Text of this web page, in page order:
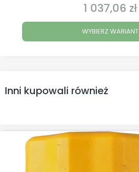
Cena
1 037,06 zł
WYBIERZ WARIANT
Inni kupowali również